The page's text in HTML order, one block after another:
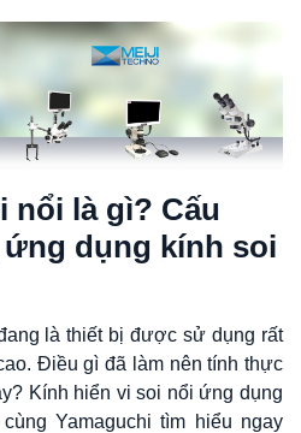
nổi là gì? Cấu
dụng kính soi
là thiết bị được sử dụng rất
Điều gì đã làm nên tính thực
Kính hiển vi soi nổi ứng dụng
Yamaguchi tìm hiểu ngay